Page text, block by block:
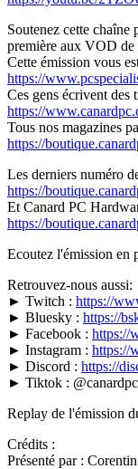
Soutenez cette chaîne
première aux VOD de
Cette émission vous
https://
Ces gens écrivent des
https://
Tous nos magazines
https://
Les derniers numéro
https://
Et Canard PC
https://
Ecoutez l'émission en
Retrouvez-nous aussi:
► Twitch : https://
► Bluesky : https://
► Facebook : https://
► Instagram : https://
► Discord : https://
► Tiktok :
Replay de l'émission
Crédits :
Présenté par :